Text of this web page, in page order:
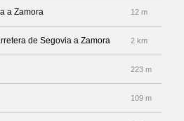
a Zamora 12 m
de Segovia a Zamora 2 km
223 m
109 m